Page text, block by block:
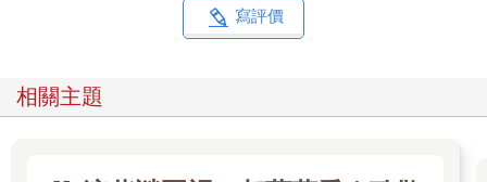
跳。更別說那還是完全出乎意料之外的驚悚內容，一時間害我不
日向姐完全不理會驚魂未定的我們，想到什麼就一股腦地打了出
來。那些訊息像是連續施放的煙火，毫不間斷。就像前陣子她對
「阿幸不是說過嗎？」
寫評價
相關主題